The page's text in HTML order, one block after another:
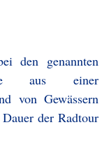
den genannten
aus einer
von Gewässern
der Radtour